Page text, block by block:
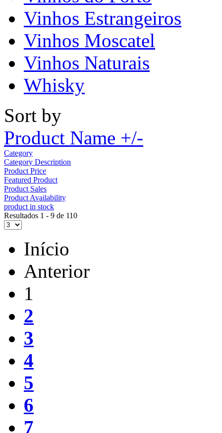
Vinhos Estrangeiros
Vinhos Moscatel
Vinhos Naturais
Whisky
Sort by
Product Name +/-
Category
Category Description
Product Price
Featured Product
Product Sales
Product Availability
product in stock
Resultados 1 - 9 de 110
Início
Anterior
1
2
3
4
5
6
7